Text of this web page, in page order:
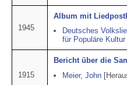
1945
Album mit
Deutsches
für Populäre
1915
Bericht über die
Meier, John